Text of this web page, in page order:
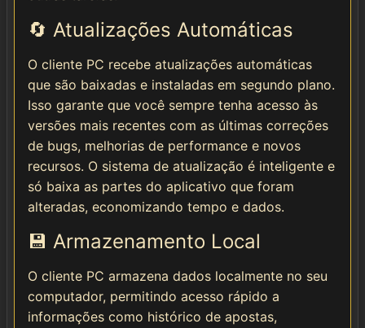
🔄 Atualizações Automáticas
O cliente PC recebe atualizações automáticas
que são baixadas e instaladas em segundo plano.
Isso garante que você sempre tenha acesso às
versões mais recentes com as últimas correções
de bugs, melhorias de performance e novos
recursos. O sistema de atualização é inteligente e
só baixa as partes do aplicativo que foram
alteradas, economizando tempo e dados.
💾 Armazenamento Local
O cliente PC armazena dados localmente no seu
computador, permitindo acesso rápido a
informações como histórico de apostas,